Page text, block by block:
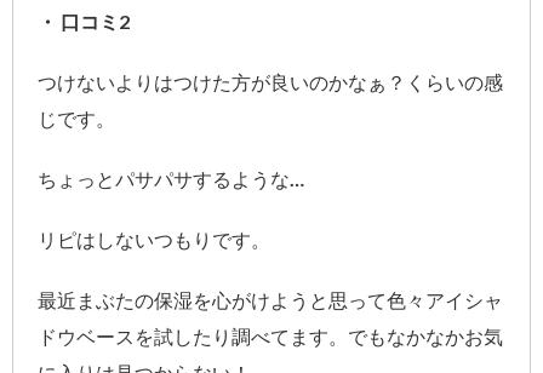
・ 口コミ2
つけないよりはつけた方が良いのかなぁ？くらいの感
じです。
ちょっとパサパサするような…
リピはしないつもりです。
最近まぶたの保湿を心がけようと思って色々アイシャ
ドウベースを試したり調べてます。でもなかなかお気